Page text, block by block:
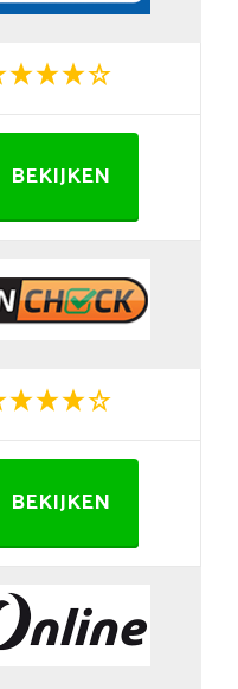
BEKIJKEN
BEKIJKEN